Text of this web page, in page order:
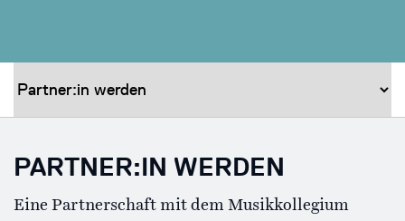
PARTNER:IN WERDEN
Eine Partnerschaft mit dem Musikkollegium